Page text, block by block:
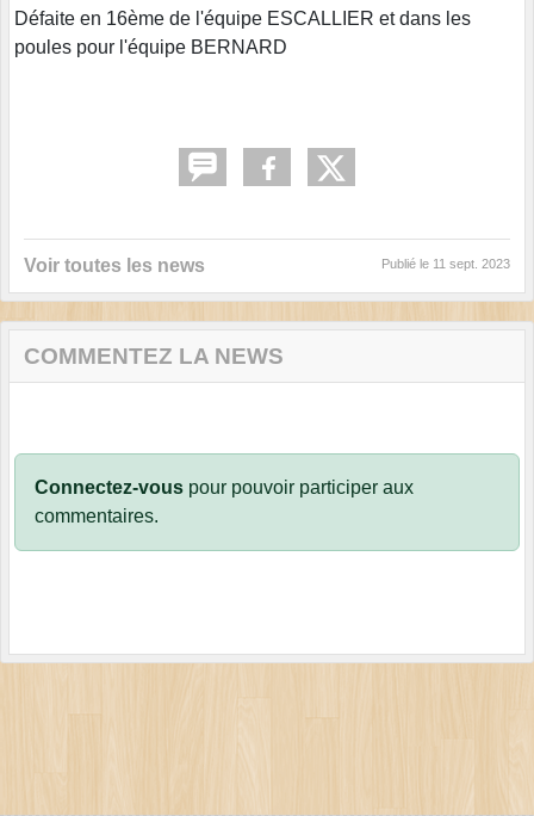
Défaite en 16ème de l'équipe ESCALLIER et dans les
poules pour l'équipe BERNARD
Voir toutes les news Publié le 11 sept. 2023
COMMENTEZ LA NEWS
Connectez-vous pour pouvoir participer aux
commentaires.